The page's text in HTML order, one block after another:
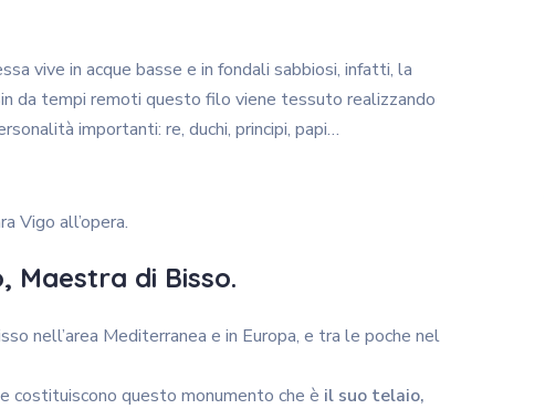
vive in acque basse e in fondali sabbiosi, infatti, la
da tempi remoti questo filo viene tessuto realizzando
importanti: re, duchi, principi, papi…
Vigo all’opera.
Maestra di Bisso.
nell’area Mediterranea e in Europa, e tra le poche nel
costituiscono questo monumento che è il suo telaio,